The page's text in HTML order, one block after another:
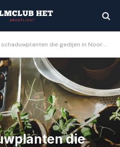
die gedijen in Noord-Californië
die